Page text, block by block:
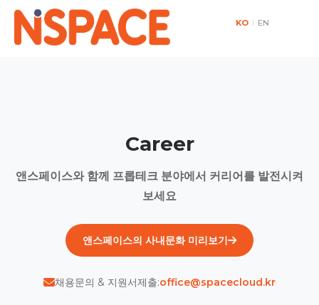
KO | EN
Career
앤스페이스와 함께 프롭테크 분야에서 커리어를 발전시켜
보세요
앤스페이스의 사내문화 미리보기
채용문의 & 지원서제출:office@spacecloud.kr